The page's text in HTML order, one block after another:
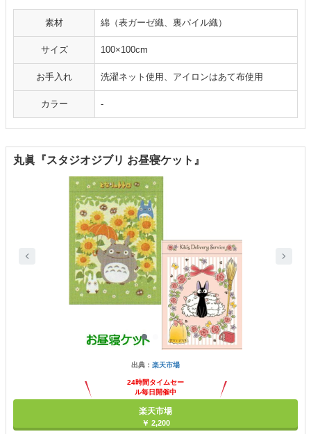
素材 綿（表ガーゼ織、裏パイル織）
サイズ 100×100cm
お手入れ 洗濯ネット使用、アイロンはあて布使用
カラー -
丸眞『スタジオジブリ お昼寝ケット』
出典： 楽天市場
24時間タイムセー
ル毎日開催中
楽天市場
￥ 2,200